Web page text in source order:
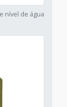
nível de água